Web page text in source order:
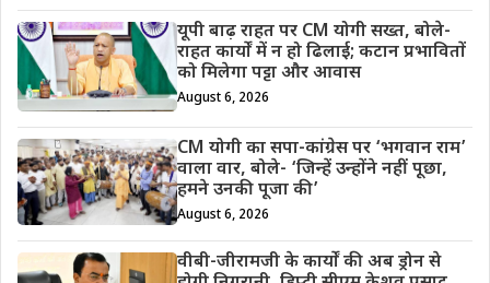
यूपी बाढ़ राहत पर CM योगी सख्त, बोले-
राहत कार्यों में न हो ढिलाई; कटान प्रभावितों
को मिलेगा पट्टा और आवास
August 6, 2026
CM योगी का सपा-कांग्रेस पर ‘भगवान राम’
वाला वार, बोले- ‘जिन्हें उन्होंने नहीं पूछा,
हमने उनकी पूजा की’
August 6, 2026
वीबी-जीरामजी के कार्यों की अब ड्रोन से